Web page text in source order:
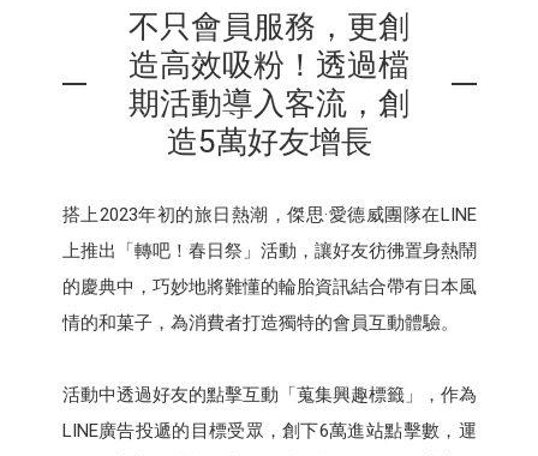
不只會員服務，更創
造高效吸粉！透過檔
期活動導入客流，創
造5萬好友增長
搭上2023年初的旅日熱潮，傑思·愛德威團隊在LINE
上推出「轉吧！春日祭」活動，讓好友彷彿置身熱鬧
的慶典中，巧妙地將難懂的輪胎資訊結合帶有日本風
情的和菓子，為消費者打造獨特的會員互動體驗。
活動中透過好友的點擊互動「蒐集興趣標籤」，作為
LINE廣告投遞的目標受眾，創下6萬進站點擊數，運